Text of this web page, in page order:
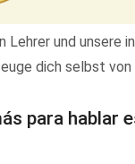
Lehrer und unsere
dich selbst
para hablar